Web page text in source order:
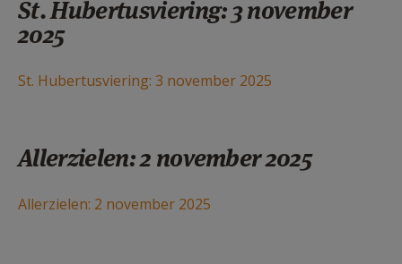
St. Hubertusviering: 3 november
2025
St. Hubertusviering: 3 november 2025
Allerzielen: 2 november 2025
Allerzielen: 2 november 2025